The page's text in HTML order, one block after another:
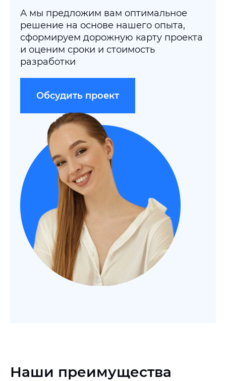
А мы предложим вам оптимальное
решение на основе нашего опыта,
сформируем дорожную карту проекта
и оценим сроки и стоимость
разработки
Обсудить проект
Наши преимущества